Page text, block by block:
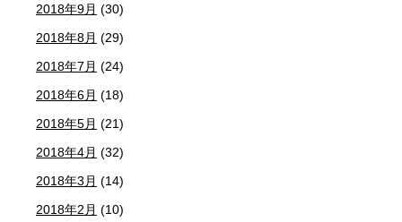
2018年9月 (30)
2018年8月 (29)
2018年7月 (24)
2018年6月 (18)
2018年5月 (21)
2018年4月 (32)
2018年3月 (14)
2018年2月 (10)